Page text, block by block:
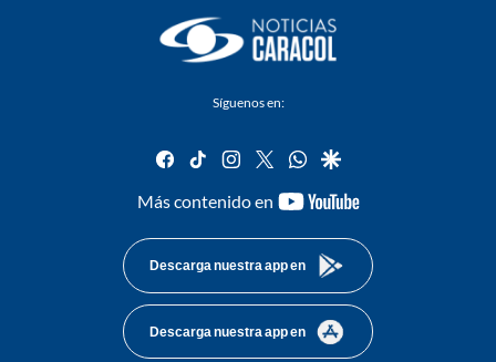
Síguenos en:
facebook
tiktok instagram
twitterwhatsapp
google
Más contenido en
youtube-
Descarga nuestra app en
Descarga nuestra app en